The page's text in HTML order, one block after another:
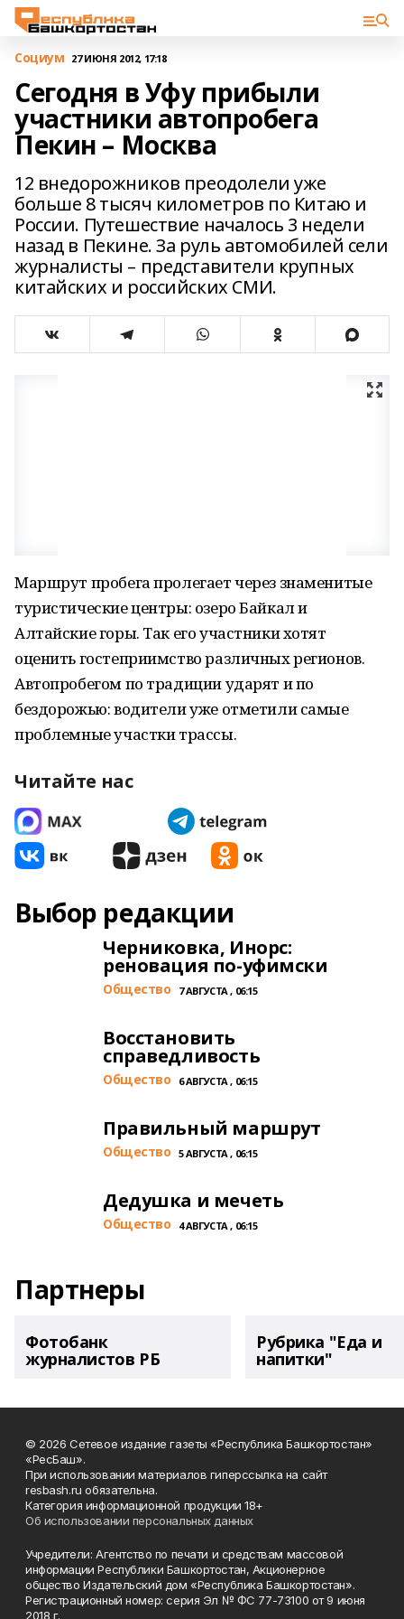
Cоциум 27 ИЮНЯ 2012, 17:18
Сегодня в Уфу прибыли
участники автопробега
Пекин – Москва
12 внедорожников преодолели уже
больше 8 тысяч километров по Китаю и
России. Путешествие началось 3 недели
назад в Пекине. За руль автомобилей сели
журналисты – представители крупных
китайских и российских СМИ.
Маршрут пробега пролегает через знаменитые
туристические центры: озеро Байкал и
Алтайские горы. Так его участники хотят
оценить гостеприимство различных регионов.
Автопробегом по традиции ударят и по
бездорожью: водители уже отметили самые
проблемные участки трассы.
Читайте нас
Выбор редакции
Черниковка, Инорс:
реновация по-уфимски
Общество 7 АВГУСТА , 06:15
Восстановить
справедливость
Общество 6 АВГУСТА , 06:15
Правильный маршрут
Общество 5 АВГУСТА , 06:15
Дедушка и мечеть
Общество 4 АВГУСТА , 06:15
Партнеры
Фотобанк
журналистов РБ
Рубрика "Еда и
напитки"
© 2026 Сетевое издание газеты «Республика Башкортостан»
«РесБаш».
При использовании материалов гиперссылка на сайт
resbash.ru обязательна.
Категория информационной продукции 18+
Об использовании персональных данных
Учредители: Агентство по печати и средствам массовой
информации Республики Башкортостан, Акционерное
общество Издательский дом «Республика Башкортостан».
Регистрационный номер: серия Эл № ФС 77-73100 от 9 июня
2018 г.